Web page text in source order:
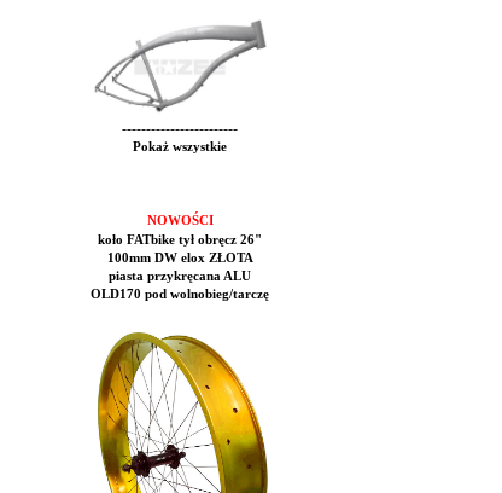
------------------------
Pokaż wszystkie
NOWOŚCI
koło FATbike tył obręcz 26"
100mm DW elox ZŁOTA
piasta przykręcana ALU
OLD170 pod wolnobieg/tarczę